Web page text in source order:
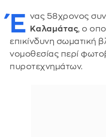
Έ νας 58χρονος
Καλαμάτας, ο
επικίνδυνη σωματική
νομοθεσίας περί
πυροτεχνημάτων.